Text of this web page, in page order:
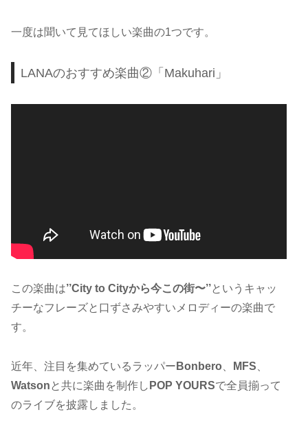
一度は聞いて見てほしい楽曲の1つです。
LANAのおすすめ楽曲②「Makuhari」
この楽曲は’’City to Cityから今この街〜’’というキャッ
チーなフレーズと口ずさみやすいメロディーの楽曲で
す。
近年、注目を集めているラッパー Bonbero MFS
Watson と共に楽曲を制作し POP YOURSで全員揃って
のライブを披露しました。